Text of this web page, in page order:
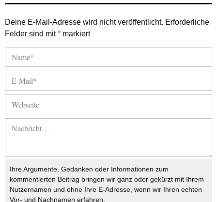
Deine E-Mail-Adresse wird nicht veröffentlicht. Erforderliche
Felder sind mit* markiert
Ihre Argumente, Gedanken oder Informationen zum
kommentierten Beitrag bringen wir ganz oder gekürzt mit Ihrem
Nutzernamen und ohne Ihre E-Adresse, wenn wir Ihren echten
Vor- und Nachnamen erfahren.